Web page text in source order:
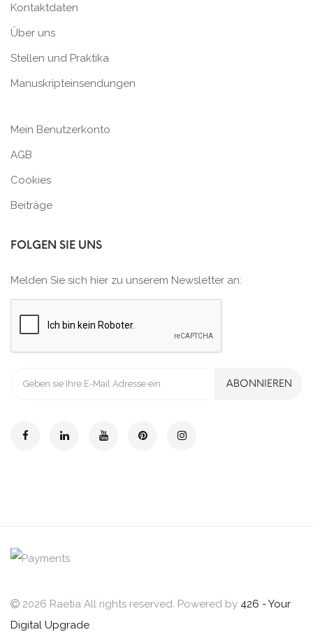
Kontaktdaten
Über uns
Stellen und Praktika
Manuskripteinsendungen
Mein Benutzerkonto
AGB
Cookies
Beiträge
FOLGEN SIE UNS
Melden Sie sich hier zu unserem Newsletter an:
ABONNIEREN
2026 Raetia All rights reserved. Powered by 426 - Your
Digital Upgrade